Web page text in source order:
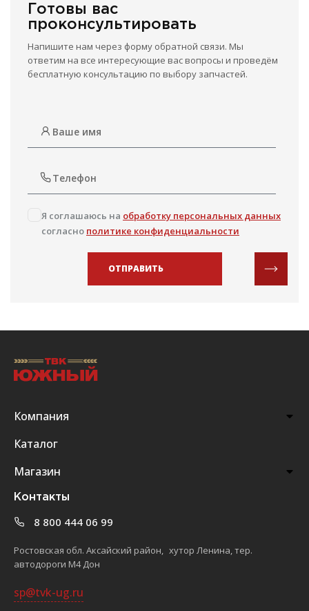
Готовы вас
проконсультировать
Напишите нам через форму обратной связи. Мы
ответим на все интересующие вас вопросы и проведём
бесплатную консультацию по выбору запчастей.
Я соглашаюсь на обработку персональных данных
согласно политике конфиденциальности
ОТПРАВИТЬ
Компания
Каталог
Магазин
Контакты
8 800 444 06 99
Ростовская обл. Аксайский район, хутор Ленина, тер.
автодороги М4 Дон
sp@tvk-ug.ru